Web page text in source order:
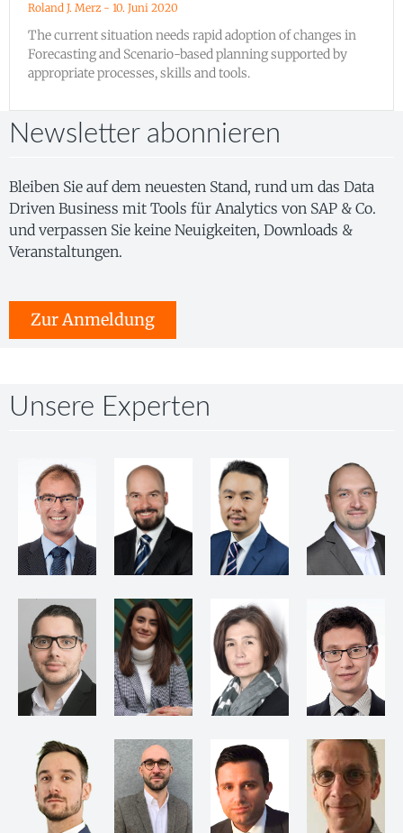
Roland J. Merz 10. Juni 2020
The current situation needs rapid adoption of changes in
Forecasting and Scenario-based planning supported by
appropriate processes, skills and tools.
Newsletter abonnieren
Bleiben Sie auf dem neuesten Stand, rund um das Data
Driven Business mit Tools für Analytics von SAP & Co.
und verpassen Sie keine Neuigkeiten, Downloads &
Veranstaltungen.
Zur Anmeldung
Unsere Experten